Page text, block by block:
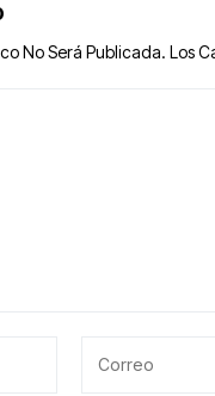
No Será Publicada. Los